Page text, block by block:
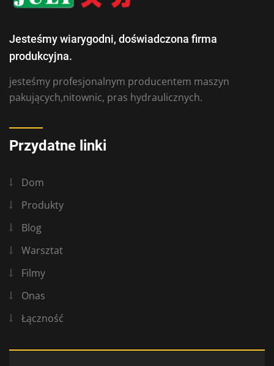
Jesteśmy wiarygodni, doświadczona firma
produkcyjna.
jesteśmy profesjonalnym producentem maszyn
pakujących,nitownic, pras hydraulicznych.
Przydatne linki
Dom
Produkty
Blog
Warsztat
Filmy
Onas
Łączność